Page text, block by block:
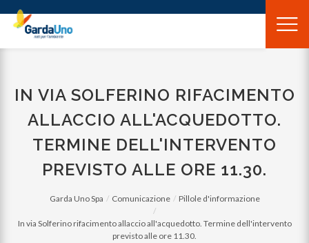
Gardauno
Spa
IN VIA SOLFERINO RIFACIMENTO
ALLACCIO ALL'ACQUEDOTTO.
TERMINE DELL'INTERVENTO
PREVISTO ALLE ORE 11.30.
Garda Uno Spa Comunicazione Pillole d'informazione
In via Solferino rifacimento allaccio all'acquedotto. Termine dell'intervento
previsto alle ore 11.30.